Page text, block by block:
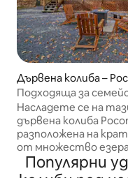
Дървена колиба –
Pines
Подходяща за
Огнище +
Поконос
Насладете се на
дървена колиба
разположена на
от множество
игрища.. (моля,
езерото Наоми е
Популярни